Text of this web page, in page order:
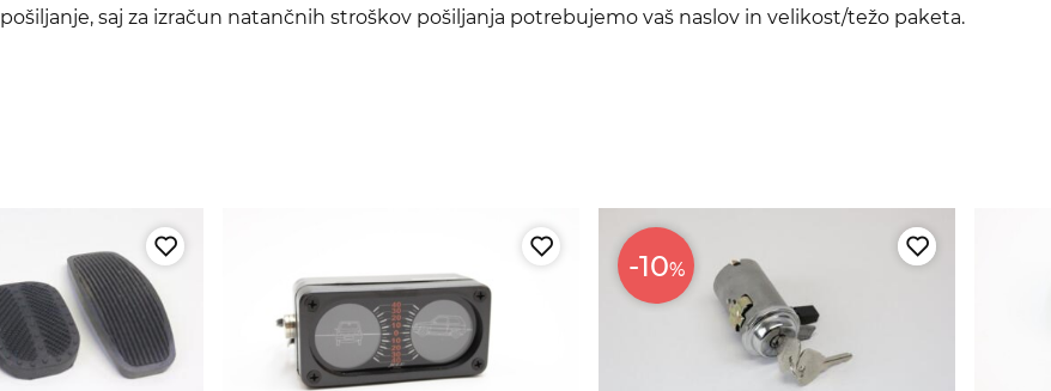
saj za izračun natančnih stroškov pošiljanja potrebujemo vaš naslov in velikost/težo paketa.
-10%